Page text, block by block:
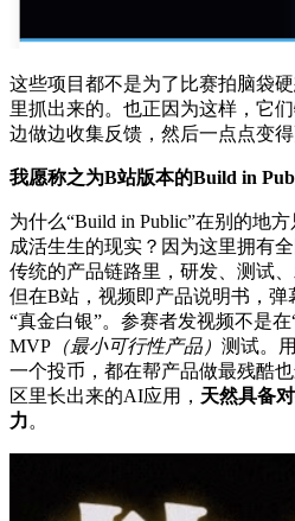
这些项目都不是为了比赛拍脑袋
里抓出来的。也正因为这样，它
边做边收集反馈，然后一点点变得
我愿称之为B站版本的Build in
为什么“Build in Public”在别的地
成活生生的现实？因为这里拥有
传统的产品链路里，研发、测试
但在B站，视频即产品说明书，弹
“真金白银”。参赛者发视频不是
MVP （最小可行性产品） 测试。
一个投币，都在帮产品做最残酷
区里长出来的AI应用， 天然具备
力。